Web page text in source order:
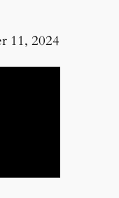
11, 2024